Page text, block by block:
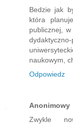
Bedzie jak
która
publicznej,
naukowym,
Odpowiedz
Anonimowy
Zwykle